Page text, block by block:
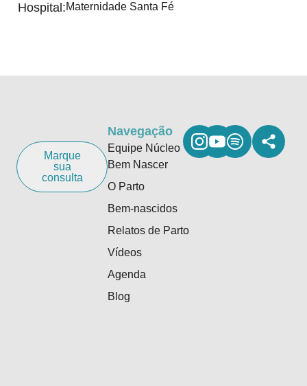
Hospital:Maternidade Santa Fé
Marque
sua
consulta
Navegação
Equipe Núcleo
Bem Nascer
O Parto
Bem-nascidos
Relatos de Parto
Vídeos
Agenda
Blog